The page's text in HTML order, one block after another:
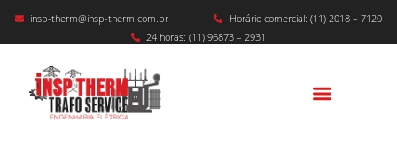
insp-therm@insp-therm.com.br
Horário comercial: (11) 2018 – 7120
24 horas: (11) 96873 – 2931
Manutenção Preventiva Cabine Primária É
Com A INSP – THERM TRAFO SERVICE